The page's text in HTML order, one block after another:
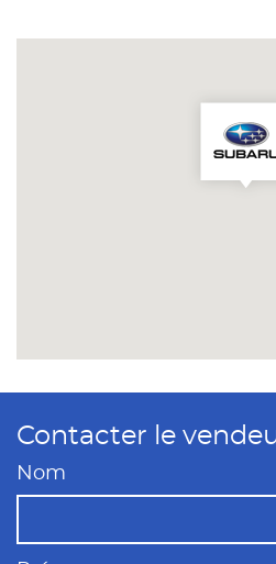
Contacter le
Nom